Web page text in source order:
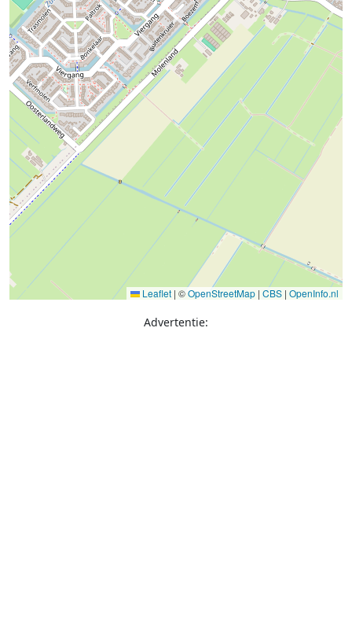
Leaflet | ©OpenStreetMap | CBS | OpenInfo.nl
Advertentie: